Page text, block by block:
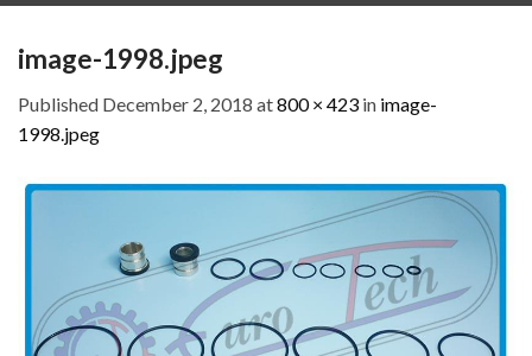
image-1998.jpeg
Published December 2, 2018 at800 × 423 in image-
1998.jpeg